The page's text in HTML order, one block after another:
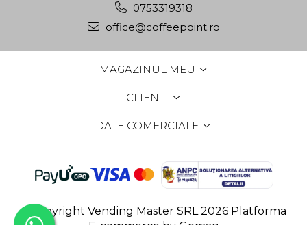
0753319318
office@coffeepoint.ro
MAGAZINUL MEU
CLIENTI
DATE COMERCIALE
©Copyright Vending Master SRL 2026 Platforma